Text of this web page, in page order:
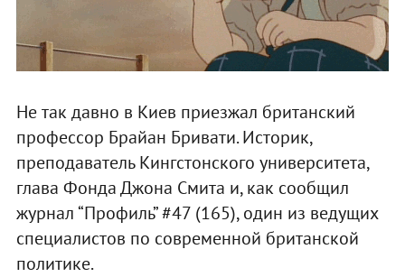
Не так давно в Киев приезжал британский
профессор Брайан Бривати. Историк,
преподаватель Кингстонского университета,
глава Фонда Джона Смита и, как сообщил
журнал “Профиль” #47 (165), один из ведущих
специалистов по современной британской
политике.